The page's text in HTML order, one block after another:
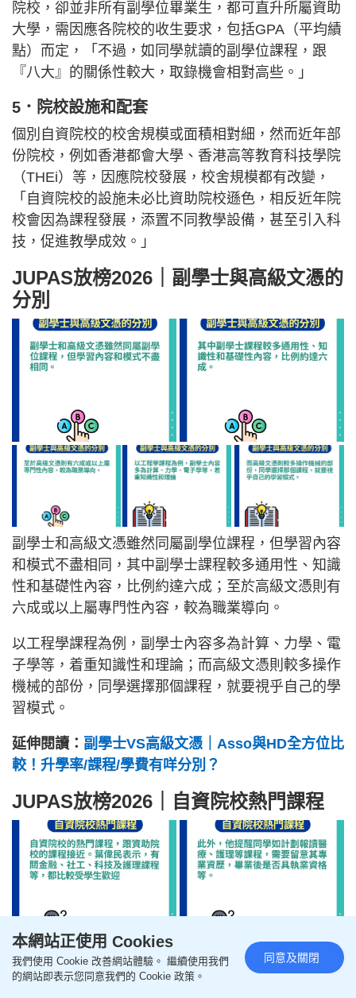
院校，卻並非所有副學位畢業生，都可直升所屬資助
大學，需因應各院校的收生要求，包括GPA（平均績
點）而定，「不過，如同學就讀的副學位課程，跟
『八大』的關係性較大，取錄機會相對高些。」
5．院校設施和配套
個別自資院校的校舍規模或面積相對細，然而近年部
份院校，例如香港都會大學、香港高等教育科技學院
（THEi）等，因應院校發展，校舍規模都有改變，
「自資院校的設施未必比資助院校遜色，相反近年院
校會因為課程發展，添置不同教學設備，甚至引入科
技，促進教學成效。」
JUPAS放榜2026｜副學士與高級文憑的
分別
副學士和高級文憑雖然同屬副學位課程，但學習內容
和模式不盡相同，其中副學士課程較多通用性、知識
性和基礎性內容，比例約達六成；至於高級文憑則有
六成或以上屬專門性內容，較為職業導向。
以工程學課程為例，副學士內容多為計算、力學、電
子學等，着重知識性和理論；而高級文憑則較多操作
機械的部份，同學選擇那個課程，就要視乎自己的學
習模式。
延伸閱讀： 副學士VS高級文憑｜Asso與HD全方位比
較！升學率/課程/學費有咩分別？
JUPAS放榜2026｜自資院校熱門課程
本網站正使用 Cookies
我們使用 Cookie 改善網站體驗。 繼續使用我們
的網站即表示您同意我們的 Cookie 政策。
同意及關閉